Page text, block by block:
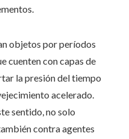
objetos por períodos
cuenten con capas de
la presión del tiempo
acelerado.
sentido, no solo
contra agentes